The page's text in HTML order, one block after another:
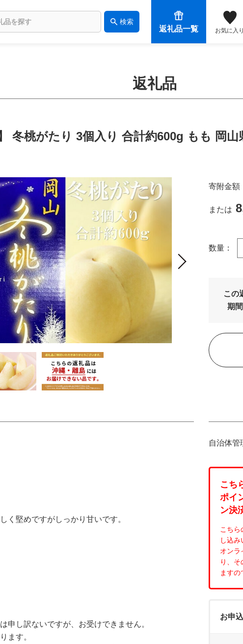
検索
返礼品一覧 お気に入り
返礼品
冬桃がたり 3個入り 合計約600g もも 岡
寄附金額
または
数量：
この
期
自治体管
こち
ポイ
ン決
こちら
し込み
オンラ
り、
ますの
お申
く堅めですがしっかり甘いです。
申し訳ないですが、お受けできません。
ます。